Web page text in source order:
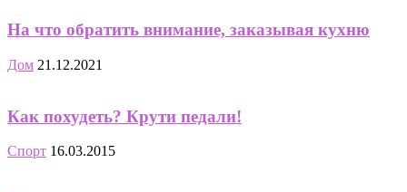
На что обратить внимание, заказывая кухню
Дом 21.12.2021
Как похудеть? Крути педали!
Спорт 16.03.2015